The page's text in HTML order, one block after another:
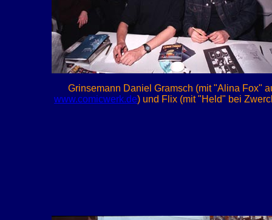
Grinsemann Daniel Gramsch (mit "Alina Fox"
www.comicwerk.de) und Flix (mit "Held" bei